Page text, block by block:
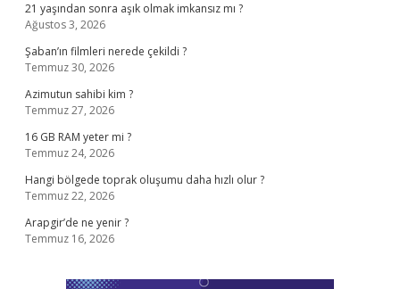
21 yaşından sonra aşık olmak imkansız mı ?
Ağustos 3, 2026
Şaban’ın filmleri nerede çekildi ?
Temmuz 30, 2026
Azimutun sahibi kim ?
Temmuz 27, 2026
16 GB RAM yeter mi ?
Temmuz 24, 2026
Hangi bölgede toprak oluşumu daha hızlı olur ?
Temmuz 22, 2026
Arapgir’de ne yenir ?
Temmuz 16, 2026